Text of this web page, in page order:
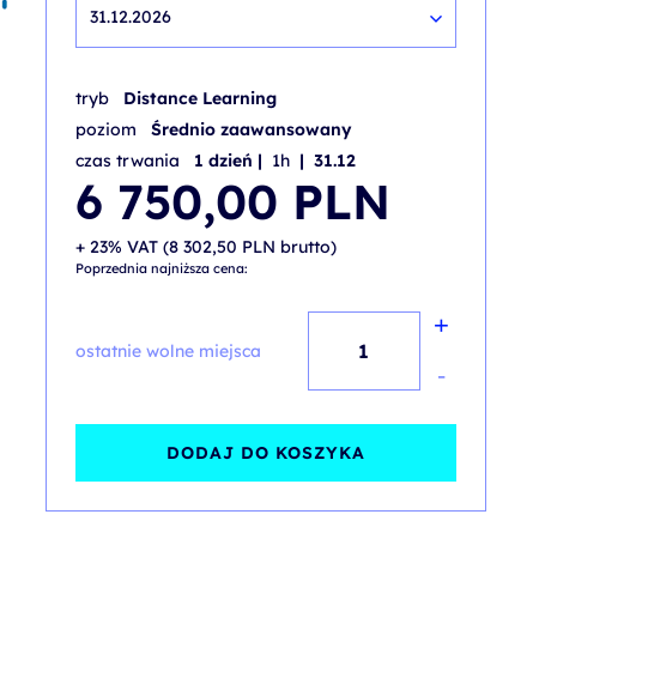
31.12.2026
tryb
Distance Learning
poziom
Średnio zaawansowany
czas trwania
1 dzień | 1h | 31.12
6 750,00 PLN
+ 23% VAT (8 302,50 PLN brutto)
Poprzednia najniższa cena:
ostatnie wolne miejsca
Learning
-
+
-
DODAJ DO KOSZYKA